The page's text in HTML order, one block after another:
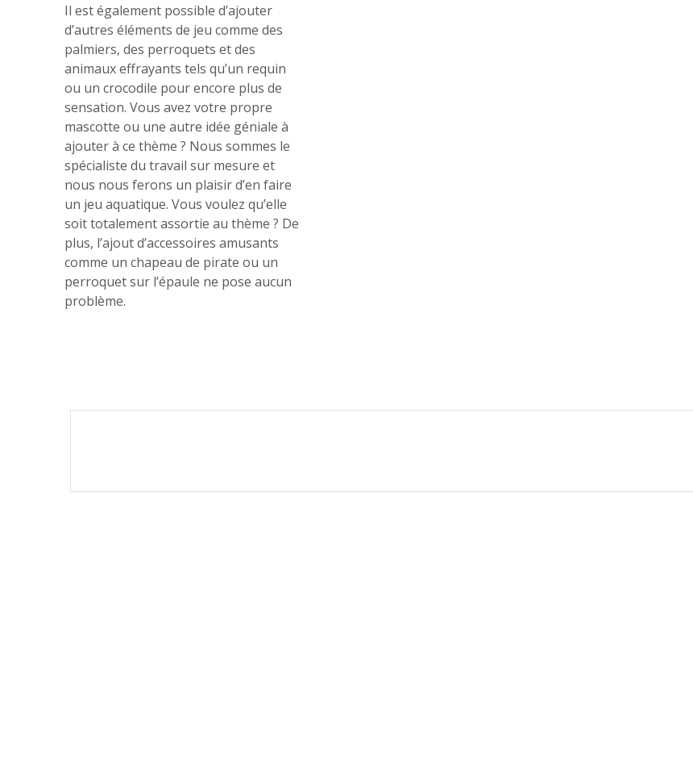
Il est également possible d’ajouter
d’autres éléments de jeu comme des
palmiers, des perroquets et des
animaux effrayants tels qu’un requin
ou un crocodile pour encore plus de
sensation. Vous avez votre propre
mascotte ou une autre idée géniale à
ajouter à ce thème ? Nous sommes le
spécialiste du travail sur mesure et
nous nous ferons un plaisir d’en faire
un jeu aquatique. Vous voulez qu’elle
soit totalement assortie au thème ? De
plus, l’ajout d’accessoires amusants
comme un chapeau de pirate ou un
perroquet sur l’épaule ne pose aucun
problème.